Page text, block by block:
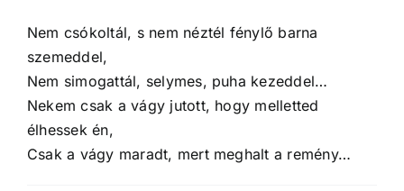
Nem csókoltál, s nem néztél fénylő barna
szemeddel,
Nem simogattál, selymes, puha kezeddel…
Nekem csak a vágy jutott, hogy melletted
élhessek én,
Csak a vágy maradt, mert meghalt a remény…